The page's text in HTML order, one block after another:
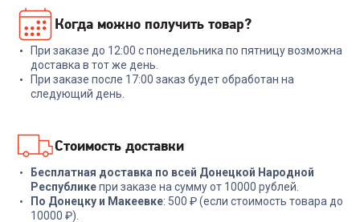
Набор посуды COOLINAR
(92012) 6 предметов
+ 89 бонусов
2 999₽
NADOBA ANEZKA 7 пр
8 999₽
Когда можно получить товар?
При заказе до 12:00 с понедельника по пятницу возможна
доставка в тот же день.
При заказе после 17:00 заказ будет обработан на
следующий день.
Стоимость доставки
Бесплатная доставка по всей Донецкой Народной
Республикепри заказе на сумму от 10000 рублей.
По Донецку и Макеевке: 500 ₽ (если стоимость товара до
10000 ₽).